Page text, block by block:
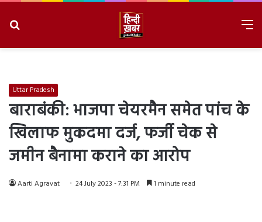
Uttar Pradesh
बाराबंकी: भाजपा चेयरमैन समेत पांच के
खिलाफ मुकदमा दर्ज, फर्जी चेक से
जमीन बैनामा कराने का आरोप
Aarti Agravat 24 July 2023 - 7:31 PM 1 minute read